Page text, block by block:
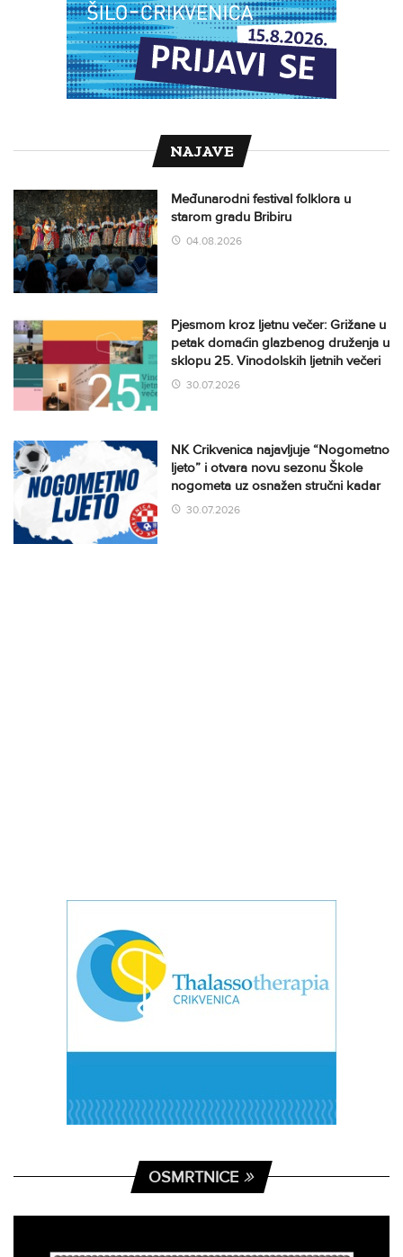
NAJAVE
Međunarodni festival folklora u
starom gradu Bribiru
04.08.2026
Pjesmom kroz ljetnu večer: Grižane u
petak domaćin glazbenog druženja u
sklopu 25. Vinodolskih ljetnih večeri
30.07.2026
NK Crikvenica najavljuje “Nogometno
ljeto” i otvara novu sezonu Škole
nogometa uz osnažen stručni kadar
30.07.2026
OSMRTNICE